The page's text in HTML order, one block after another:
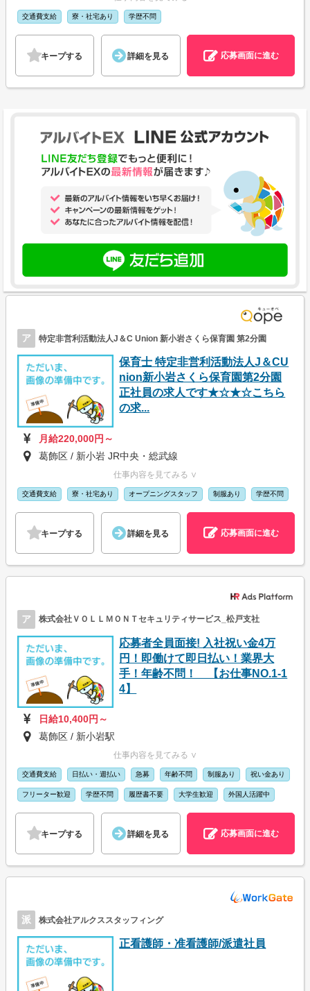
交通費支給 寮・社宅あり 学歴不問
キープする 詳細を見る 応募画面に進む
ア 特定非営利活動法人J＆C Union 新小岩さくら保育園 第2分園
保育士 特定非営利活動法人J＆CU
nion新小岩さくら保育園第2分園
正社員の求人です★☆★☆こちら
の求...
月給220,000円～
葛飾区 / 新小岩 JR中央・総武線
仕事内容を見てみる ∨
交通費支給 寮・社宅あり オープニングスタッフ 制服あり 学歴不問
キープする 詳細を見る 応募画面に進む
ア 株式会社ＶＯＬＬＭＯＮＴセキュリティサービス_松戸支社
応募者全員面接! 入社祝い金4万
円！即働けて即日払い！業界大
手！年齢不問！ 【お仕事NO.1-1
4】
日給10,400円～
葛飾区 / 新小岩駅
仕事内容を見てみる ∨
交通費支給 日払い・週払い 急募 年齢不問 制服あり 祝い金あり
フリーター歓迎 学歴不問 履歴書不要 大学生歓迎 外国人活躍中
キープする 詳細を見る 応募画面に進む
派 株式会社アルクススタッフィング
正看護師・准看護師/派遣社員